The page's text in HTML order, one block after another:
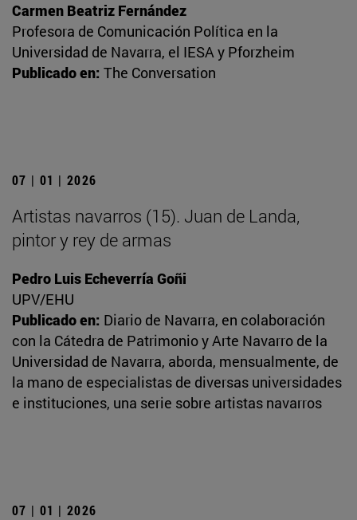
Carmen Beatriz Fernández
Profesora de Comunicación Política en la
Universidad de Navarra, el IESA y Pforzheim
Publicado en: The Conversation
07 | 01 | 2026
Artistas navarros (15). Juan de Landa,
pintor y rey de armas
Pedro Luis Echeverría Goñi
UPV/EHU
Publicado en: Diario de Navarra, en colaboración
con la Cátedra de Patrimonio y Arte Navarro de la
Universidad de Navarra, aborda, mensualmente, de
la mano de especialistas de diversas universidades
e instituciones, una serie sobre artistas navarros
07 | 01 | 2026